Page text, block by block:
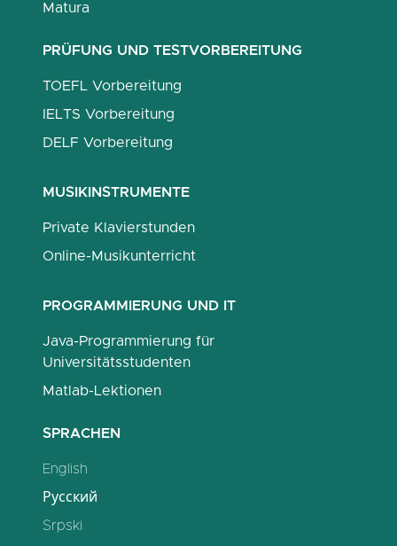
Matura
PRÜFUNG UND TESTVORBEREITUNG
TOEFL Vorbereitung
IELTS Vorbereitung
DELF Vorbereitung
MUSIKINSTRUMENTE
Private Klavierstunden
Online-Musikunterricht
PROGRAMMIERUNG UND IT
Java-Programmierung für
Universitätsstudenten
Matlab-Lektionen
SPRACHEN
English
Русский
Srpski